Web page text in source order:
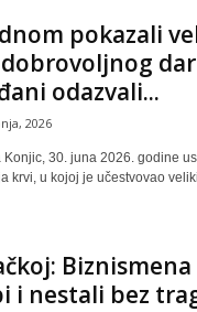
pokazali
odazvali...
2026
30. juna 2026. godine
krvi, u kojoj je učestvovao
Biznismena
i nestali bez